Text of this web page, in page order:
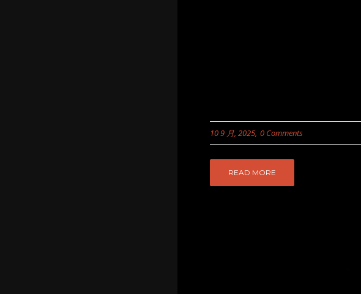
10 9 月, 2025 0 Comments
READ MORE